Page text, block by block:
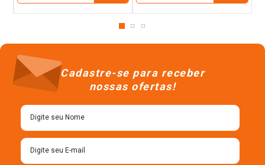
Cadastre-se para receber
nossas ofertas!